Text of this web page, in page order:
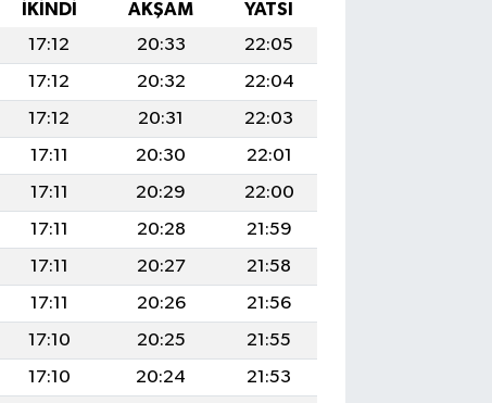
İKINDI AKŞAM
YATSI
17:12 20:33
22:05
17:12 20:32
22:04
17:12 20:31
22:03
17:11 20:30
22:01
17:11 20:29
22:00
17:11 20:28
21:59
17:11 20:27
21:58
17:11 20:26
21:56
17:10 20:25
21:55
17:10 20:24
21:53